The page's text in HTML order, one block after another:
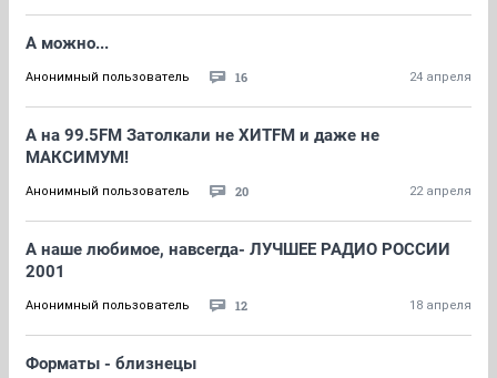
А можно...
Анонимный пользователь 16 24 апреля
А на 99.5FM Затолкали не ХИТFM и даже не
МАКСИМУМ!
Анонимный пользователь 20 22 апреля
А наше любимое, навсегда- ЛУЧШЕЕ РАДИО РОССИИ
2001
Анонимный пользователь 12 18 апреля
Форматы - близнецы